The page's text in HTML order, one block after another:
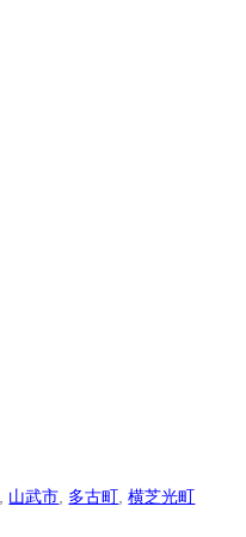
山武市 多古町 ,横芝光町